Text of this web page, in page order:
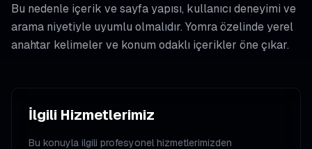
Bu nedenle içerik ve sayfa yapısı, kullanıcı deneyimi ve
arama niyetiyle uyumlu olmalıdır. Yomra özelinde yerel
anahtar kelimeler ve konum odaklı içerikler öne çıkar.
İlgili Hizmetlerimiz
Bu konuyla ilgili profesyonel hizmetlerimizden